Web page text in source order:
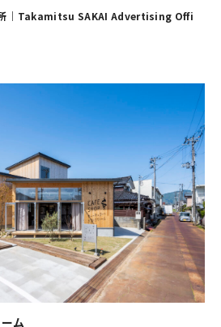
所｜Takamitsu SAKAI Advertising Offi
ム